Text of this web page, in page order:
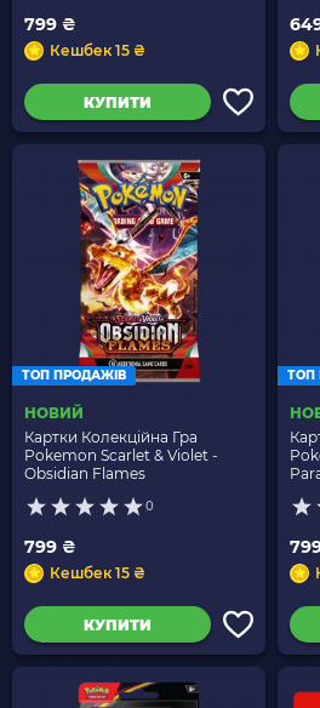
799 ₴
Кешбек 15 ₴
КУПИТИ
ТОП ПРОДАЖІВ
НОВИЙ
Картки Колекційна Гра
Pokemon Scarlet & Violet -
Obsidian Flames
0
799 ₴
Кешбек 15 ₴
КУПИТИ
ТОП